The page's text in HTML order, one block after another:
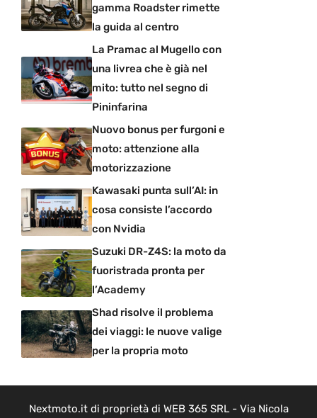
gamma Roadster rimette
la guida al centro
La Pramac al Mugello con
una livrea che è già nel
mito: tutto nel segno di
Pininfarina
Nuovo bonus per furgoni e
moto: attenzione alla
motorizzazione
Kawasaki punta sull’AI: in
cosa consiste l’accordo
con Nvidia
Suzuki DR-Z4S: la moto da
fuoristrada pronta per
l’Academy
Shad risolve il problema
dei viaggi: le nuove valige
per la propria moto
Nextmoto.it di proprietà di WEB 365 SRL - Via Nicola